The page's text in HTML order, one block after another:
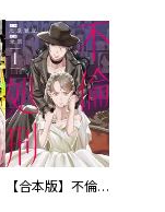
【合本版】不倫処刑